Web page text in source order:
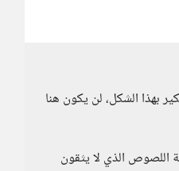
بهذا الشكل، لن يكون هنا
اللصوص الذي لا يثقون